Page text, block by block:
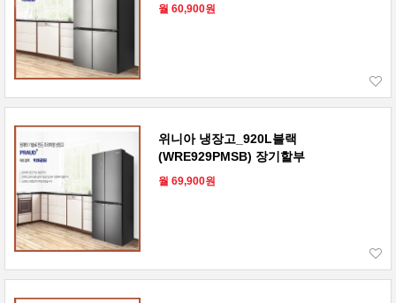
월 60,900원
위니아 냉장고_920L블랙
(WRE929PMSB) 장기할부
월 69,900원